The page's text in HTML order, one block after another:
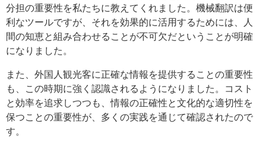
分担の重要性を私たちに教えてくれました。機械翻訳は便
利なツールですが、それを効果的に活用するためには、人
間の知恵と組み合わせることが不可欠だということが明確
になりました。
また、外国人観光客に正確な情報を提供することの重要性
も、この時期に強く認識されるようになりました。コスト
と効率を追求しつつも、情報の正確性と文化的な適切性を
保つことの重要性が、多くの実践を通じて確認されたので
す。